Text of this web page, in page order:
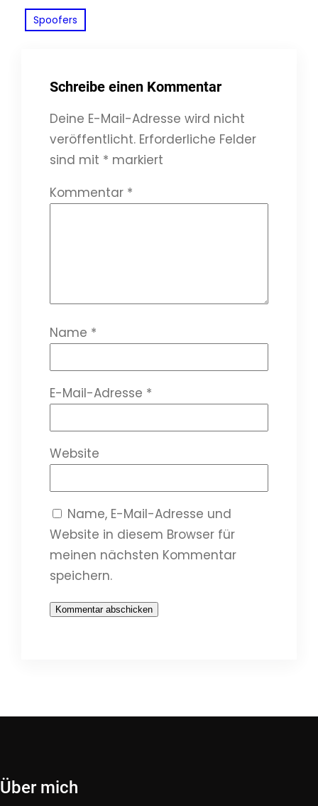
Spoofers
Schreibe einen Kommentar
Deine E-Mail-Adresse wird nicht
veröffentlicht. Erforderliche Felder
sind mit * markiert
Kommentar *
Name *
E-Mail-Adresse *
Website
Name, E-Mail-Adresse und
Website in diesem Browser für
meinen nächsten Kommentar
speichern.
Über mich